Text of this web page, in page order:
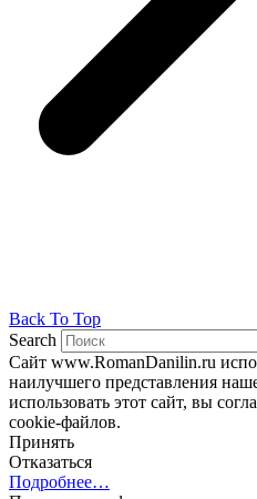
Back To Top
Search
Сайт www.RomanDanilin.ru
наилучшего представления
использовать этот сайт, вы
cookie-файлов.
Принять
Отказаться
Подробнее…